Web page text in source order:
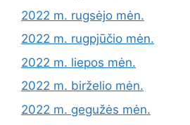
2022 m. rugsėjo mėn.
2022 m. rugpjūčio mėn.
2022 m. liepos mėn.
2022 m. birželio mėn.
2022 m. gegužės mėn.